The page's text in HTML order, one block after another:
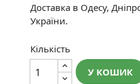
Доставка в Одесу,
України.
Кількість
У КОШИК